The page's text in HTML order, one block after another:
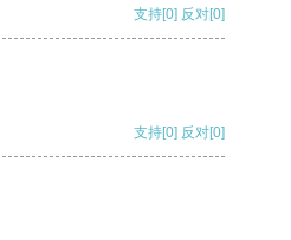
支持[0] 反对[0]
支持[0] 反对[0]